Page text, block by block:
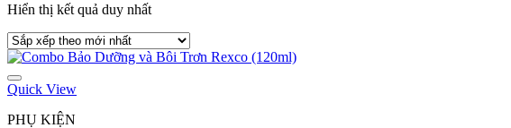
Hiển thị kết quả duy nhất
Quick View
PHỤ KIỆN